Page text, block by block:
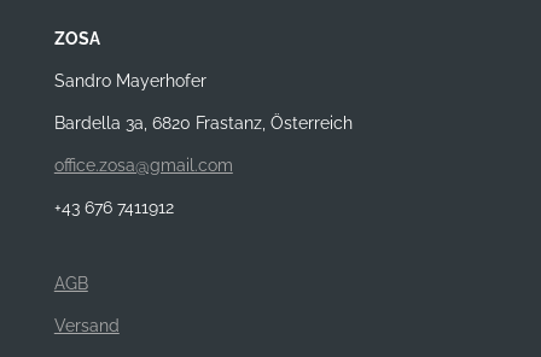
ZOSA
Sandro Mayerhofer
Bardella 3a, 6820 Frastanz, Österreich
office.zosa@gmail.com
+43 676 7411912
AGB
Versand